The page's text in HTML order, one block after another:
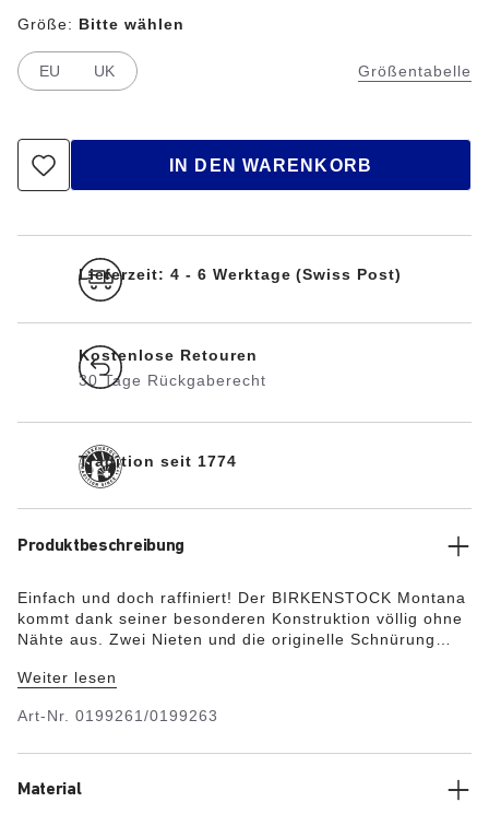
Größentabelle
Größe: Bitte wählen
EU UK
IN DEN WARENKORB
Lieferzeit: 4 - 6 Werktage (Swiss Post)
Kostenlose Retouren
30 Tage Rückgaberecht
Tradition seit 1774
Produktbeschreibung
Einfach und doch raffiniert! Der BIRKENSTOCK Montana
kommt dank seiner besonderen Konstruktion völlig ohne
Nähte aus. Zwei Nieten und die originelle Schnürung
Obermaterial besteht aus besonders dickem, geöltem
Weiter lesen
Art-Nr. 0199261/0199263
Material